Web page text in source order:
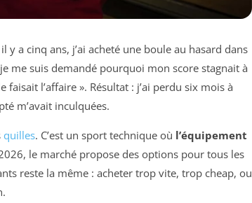
y a cinq ans, j’ai acheté une boule au hasard dans
me suis demandé pourquoi mon score stagnait à
l’affaire ». Résultat : j’ai perdu six mois à
m’avait inculquées.
quilles. C’est un sport technique où l’équipement
le marché propose des options pour tous les
reste la même : acheter trop vite, trop cheap, ou